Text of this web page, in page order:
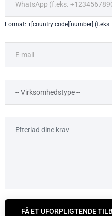
Format: +[country code][number]
FÅ ET UFORPLIGTENDE